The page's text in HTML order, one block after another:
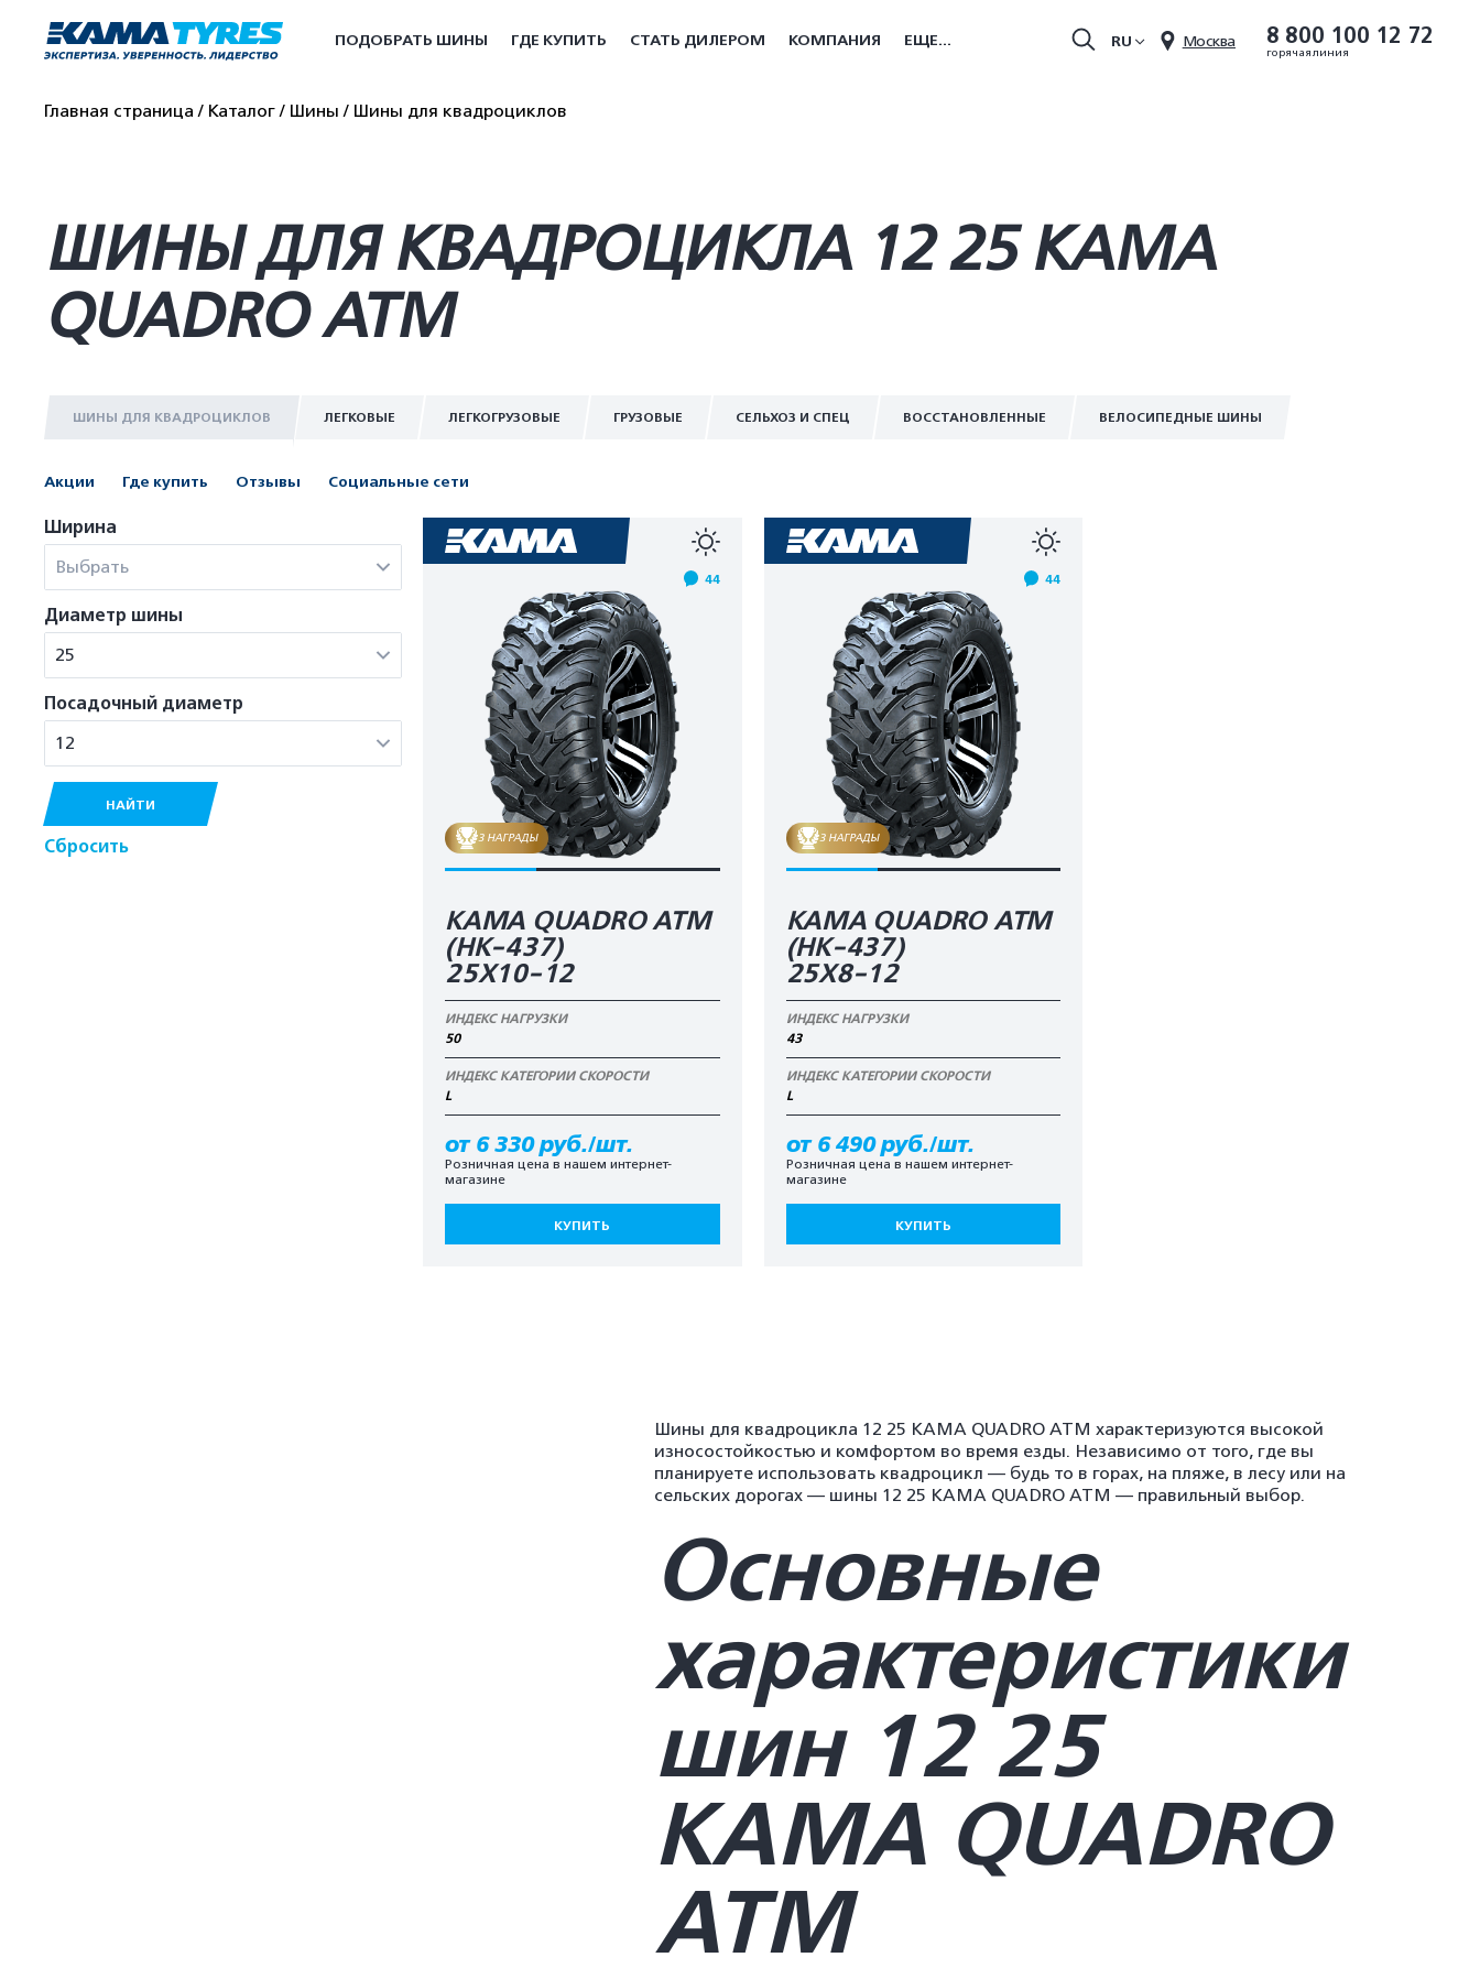
8 800 100 12 72
горячая линия
Москва
RU
ПОДОБРАТЬ ШИНЫ ГДЕ КУПИТЬ СТАТЬ ДИЛЕРОМ КОМПАНИЯ ЕЩЕ...
Главная страница Каталог Шины Шины для квадроциклов
ШИНЫ ДЛЯ КВАДРОЦИКЛА 12 25 КАМА
QUADRO ATM
ШИНЫ ДЛЯ КВАДРОЦИКЛОВ ЛЕГКОВЫЕ ЛЕГКОГРУЗОВЫЕ ГРУЗОВЫЕ СЕЛЬХОЗ И СПЕЦ ВОССТАНОВЛЕННЫЕ ВЕЛОСИПЕДНЫЕ ШИНЫ
Акции Где купить Отзывы Социальные сети
Ширина
Выбрать
Диаметр шины
25
Посадочный диаметр
12
НАЙТИ
Сбросить
44
3 НАГРАДЫ
KAMA QUADRO ATM
(HK-437)
25X10-12
ИНДЕКС НАГРУЗКИ
50
ИНДЕКС КАТЕГОРИИ СКОРОСТИ
L
от 6 330 руб./шт.
Розничная цена в нашем интернет-
магазине
КУПИТЬ
44
3 НАГРАДЫ
KAMA QUADRO ATM
(HK-437)
25X8-12
ИНДЕКС НАГРУЗКИ
43
ИНДЕКС КАТЕГОРИИ СКОРОСТИ
L
от 6 490 руб./шт.
Розничная цена в нашем интернет-
магазине
КУПИТЬ
Шины для квадроцикла 12 25 КАМА QUADRO ATM характеризуются высокой
износостойкостью и комфортом во время езды. Независимо от того, где вы
планируете использовать квадроцикл — будь то в горах, на пляже, в лесу или на
сельских дорогах — шины 12 25 КАМА QUADRO ATM — правильный выбор.
Основные
характеристики
шин 12 25
КАМА QUADRO
ATM